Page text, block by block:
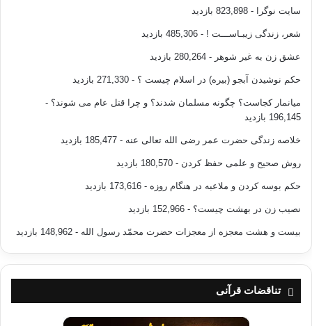
سایت نوگرا - 823,898 بازدید
شعر، زندگی زیبـاســـت ! - 485,306 بازدید
عشق زن به غیر شوهر - 280,264 بازدید
حکم نوشیدن آبجو (بیره) در اسلام چیست ؟ - 271,330 بازدید
میانمار کجاست؟ چگونه مسلمان شدند؟ و چرا قتل عام می شوند؟ -
196,145 بازدید
خلاصه زندگی حضرت عمر رضی الله تعالی عنه - 185,477 بازدید
روش صحیح و علمی حفظ کردن - 180,570 بازدید
حکم بوسه کردن و ملاعبه در هنگام روزه - 173,616 بازدید
نصیب زن در بهشت چیست؟ - 152,966 بازدید
بیست و هشت معجزه از معجزات حضرت محمّد رسول الله - 148,962 بازدید
تناقضات قرآنی